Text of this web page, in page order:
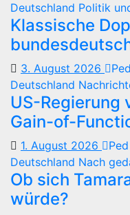
Deutschland Politik
Klassische
3. August 2026
Ped
Deutschland
US-Regierung
Gain-of-
1. August 2026
Ped
Deutschland Nach
Ob sich
würde?